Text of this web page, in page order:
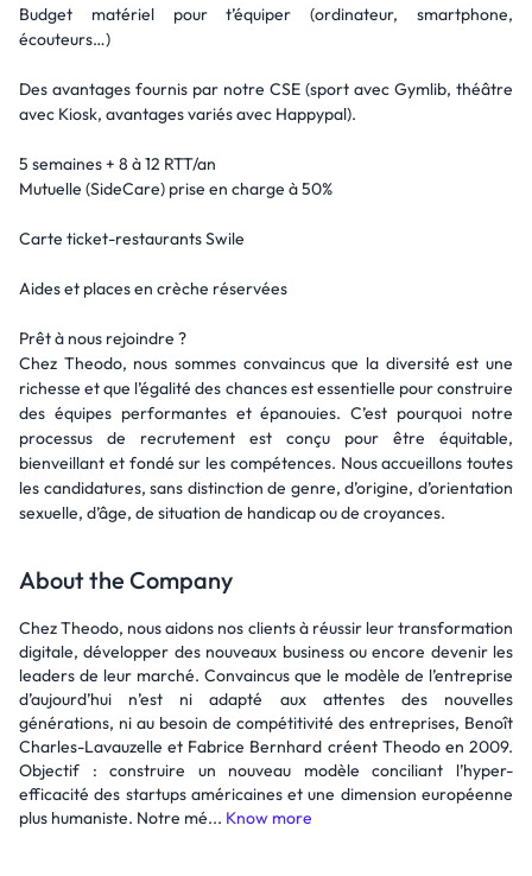
Budget matériel pour t’équiper (ordinateur, smartphone,
écouteurs…)
Des avantages fournis par notre CSE (sport avec Gymlib, théâtre
avec Kiosk, avantages variés avec Happypal).
5 semaines + 8 à 12 RTT/an
Mutuelle (SideCare) prise en charge à 50%
Carte ticket-restaurants Swile
Aides et places en crèche réservées
Prêt à nous rejoindre ?
Chez Theodo, nous sommes convaincus que la diversité est une
richesse et que l’égalité des chances est essentielle pour construire
des équipes performantes et épanouies. C’est pourquoi notre
processus de recrutement est conçu pour être équitable,
bienveillant et fondé sur les compétences. Nous accueillons toutes
les candidatures, sans distinction de genre, d’origine, d’orientation
sexuelle, d’âge, de situation de handicap ou de croyances.
About the Company
Chez Theodo, nous aidons nos clients à réussir leur transformation
digitale, développer des nouveaux business ou encore devenir les
leaders de leur marché. Convaincus que le modèle de l’entreprise
d’aujourd’hui n’est ni adapté aux attentes des nouvelles
générations, ni au besoin de compétitivité des entreprises, Benoît
Charles-Lavauzelle et Fabrice Bernhard créent Theodo en 2009.
Objectif : construire un nouveau modèle conciliant l’hyper-
efficacité des startups américaines et une dimension européenne
plus humaniste. Notre mé... Know more